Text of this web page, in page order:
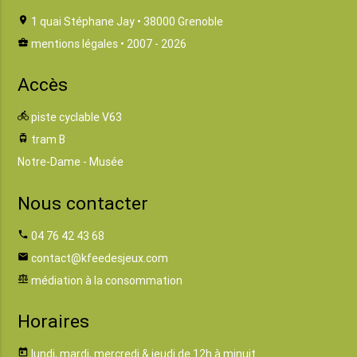
location_on 1 quai Stéphane Jay • 38000 Grenoble
business_center mentions légales • 2007 - 2026
Accès
directions_bike piste cyclable V63
tram tram B
Notre-Dame - Musée
Nous contacter
phone 04 76 42 43 68
email contact@kfeedesjeux.com
balance médiation à la consommation
Horaires
today lundi, mardi, mercredi & jeudi de 12h à minuit